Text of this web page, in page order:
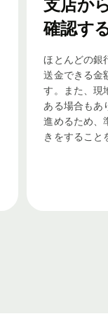
支店か
確認す
ほとんどの銀
送金できる金
す。また、現
ある場合もあ
進めるため、
きをすること